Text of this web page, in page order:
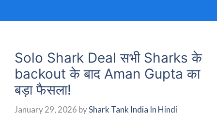
Solo Shark Deal सभी Sharks के
backout के बाद Aman Gupta का
बड़ा फैसला!
January 29, 2026 byShark Tank India In Hindi